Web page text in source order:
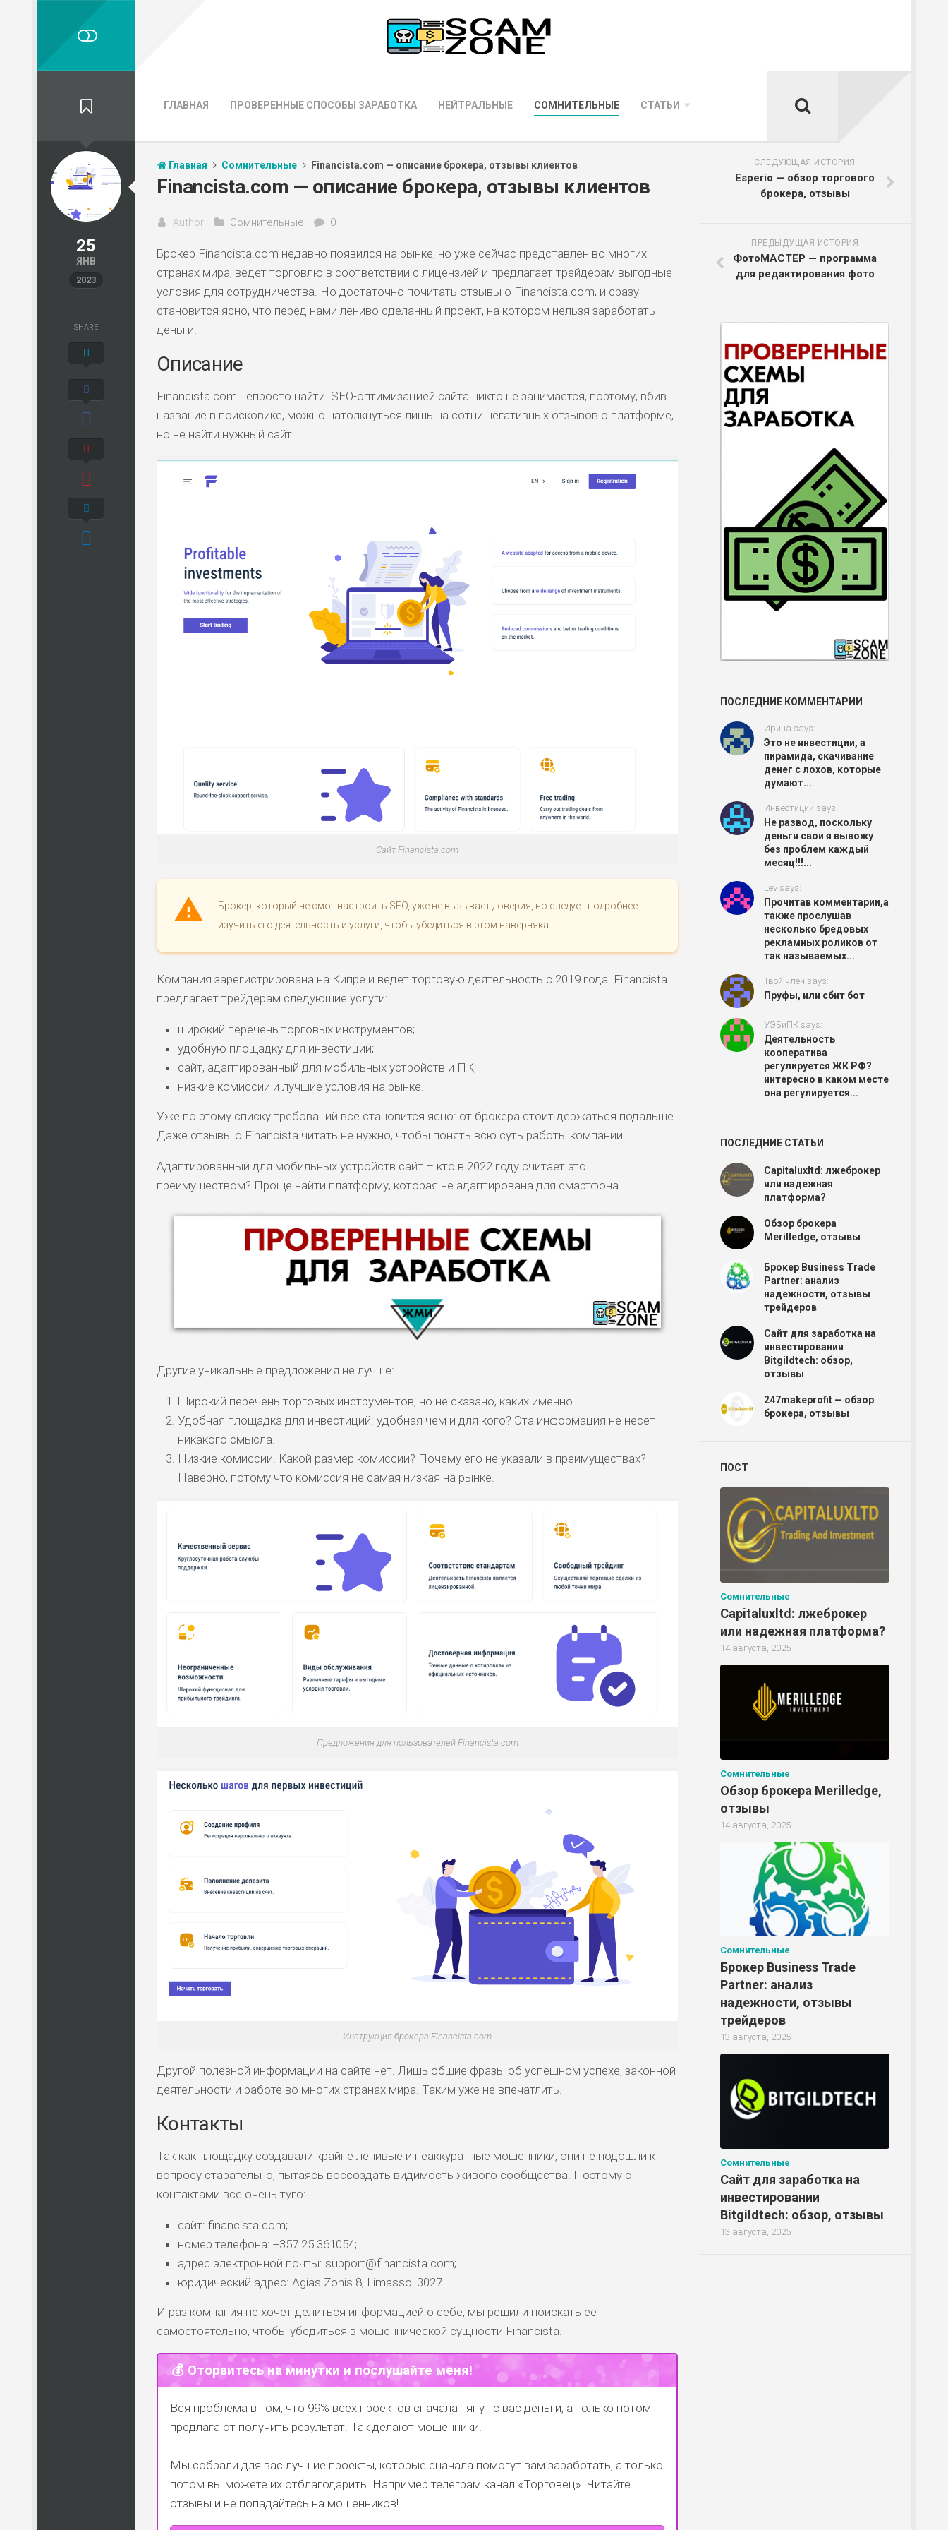
ГЛАВНАЯ ПРОВЕРЕННЫЕ СПОСОБЫ ЗАРАБОТКА НЕЙТРАЛЬНЫЕ СОМНИТЕЛЬНЫЕ СТАТЬИ
25
ЯНВ
2023
Главная Сомнительные Financista.com — описание брокера, отзывы клиентов
Financista.com — описание брокера, отзывы клиентов
Author Сомнительные 0
Брокер Financista.com недавно появился на рынке, но уже сейчас представлен во многих
странах мира, ведет торговлю в соответствии с лицензией и предлагает трейдерам выгодные
условия для сотрудничества. Но достаточно почитать отзывы о Financista.com, и сразу
становится ясно, что перед нами лениво сделанный проект, на котором нельзя заработать
деньги.
Описание
Financista.com непросто найти. SEO-оптимизацией сайта никто не занимается, поэтому, вбив
название в поисковике, можно натолкнуться лишь на сотни негативных отзывов о платформе,
но не найти нужный сайт.
Сайт Financista.com
Брокер, который не смог настроить SEO, уже не вызывает доверия, но следует подробнее
изучить его деятельность и услуги, чтобы убедиться в этом наверняка.
Компания зарегистрирована на Кипре и ведет торговую деятельность с 2019 года. Financista
предлагает трейдерам следующие услуги:
широкий перечень торговых инструментов;
удобную площадку для инвестиций;
сайт, адаптированный для мобильных устройств и ПК;
низкие комиссии и лучшие условия на рынке.
Уже по этому списку требований все становится ясно: от брокера стоит держаться подальше.
Даже отзывы о Financista читать не нужно, чтобы понять всю суть работы компании.
Адаптированный для мобильных устройств сайт – кто в 2022 году считает это
преимуществом? Проще найти платформу, которая не адаптирована для смартфона.
КОМУ ПОДОЙДЕТ
И
ЛЮБИТЕЛЯМ
СРЕДНИ
ВЫСОК
ИЙ
НИЗКИЙ 0 ОБЗОР
ПОДОЙДЕТ
ВСЕМ
2 ОБЗОР
ПОДОЙДЕТ
ВСЕМ
СРЕДНИ
0 ОБЗОР
Другие уникальные предложения не лучше:
Широкий перечень торговых инструментов, но не сказано, каких именно.
Удобная площадка для инвестиций: удобная чем и для кого? Эта информация не несет
никакого смысла.
Низкие комиссии. Какой размер комиссии? Почему его не указали в преимуществах?
Наверно, потому что комиссия не самая низкая на рынке.
Предложения для пользователей Financista.com
Инструкция брокера Financista.com
Другой полезной информации на сайте нет. Лишь общие фразы об успешном успехе, законной
деятельности и работе во многих странах мира. Таким уже не впечатлить.
Контакты
Так как площадку создавали крайне ленивые и неаккуратные мошенники, они не подошли к
вопросу старательно, пытаясь воссоздать видимость живого сообщества. Поэтому с
контактами все очень туго:
сайт: financista com;
номер телефона: +357 25 361054;
адрес электронной почты: support@financista.com;
юридический адрес: Agias Zonis 8, Limassol 3027.
И раз компания не хочет делиться информацией о себе, мы решили поискать ее
самостоятельно, чтобы убедиться в мошеннической сущности Financista.
💰 Оторвитесь на минутки и послушайте меня!
Вся проблема в том, что 99% всех проектов сначала тянут с вас деньги, а только потом
предлагают получить результат. Так делают мошенники!
Мы собрали для вас лучшие проекты, которые сначала помогут вам заработать, а только
потом вы можете их отблагодарить. Например телеграм канал «Торговец» . Читайте
отзывы и не попадайтесь на мошенников!
SHARE
СЛЕДУЮЩАЯ ИСТОРИЯ
Esperio — обзор торгового
брокера, отзывы
ПРЕДЫДУЩАЯ ИСТОРИЯ
ФотоМАСТЕР — программа
для редактирования фото
ПОСЛЕДНИЕ КОММЕНТАРИИ
Ирина says:
Это не инвестиции, а
пирамида, скачивание
денег с лохов, которые
думают...
Инвестиции says:
Не развод, поскольку
деньги свои я вывожу
без проблем каждый
месяц!!!...
Lev says:
Прочитав комментарии,а
также прослушав
несколько бредовых
рекламных роликов от
так называемых...
Твой член says:
Пруфы, или сбит бот
УЭБиПК says:
Деятельность
кооператива
регулируется ЖК РФ?
интересно в каком месте
она регулируется...
ПОСЛЕДНИЕ СТАТЬИ
Capitaluxltd: лжеброкер
или надежная
платформа?
Обзор брокера
Merilledge, отзывы
Брокер Business Trade
Partner: анализ
надежности, отзывы
трейдеров
Сайт для заработка на
инвестировании
Bitgildtech: обзор,
отзывы
247makeprofit — обзор
брокера, отзывы
ПОСТ
Сомнительные
Capitaluxltd: лжеброкер
или надежная платформа?
14 августа, 2025
Сомнительные
Обзор брокера Merilledge,
отзывы
14 августа, 2025
Сомнительные
Брокер Business Trade
Partner: анализ
надежности, отзывы
трейдеров
13 августа, 2025
Сомнительные
Сайт для заработка на
инвестировании
Bitgildtech: обзор, отзывы
13 августа, 2025